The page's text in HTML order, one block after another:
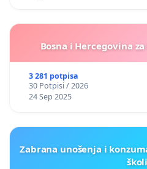
Bosna i Hercegovina
3 281 potpisa
30 Potpisi / 2026
24 Sep 2025
Zabrana unošenja i
školi